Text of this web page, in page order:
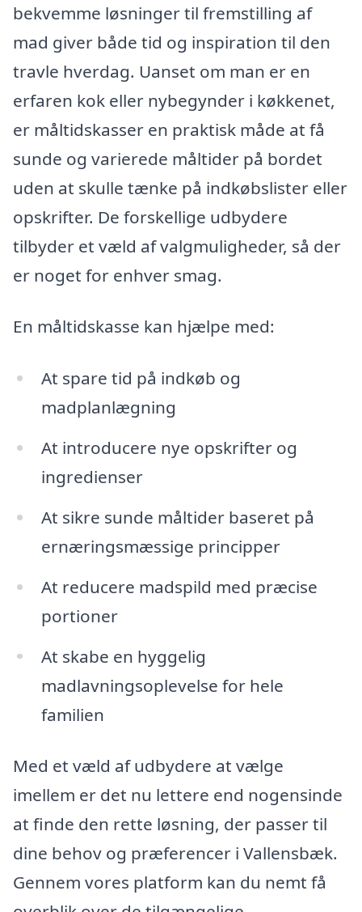
bekvemme løsninger til fremstilling af
mad giver både tid og inspiration til den
travle hverdag. Uanset om man er en
erfaren kok eller nybegynder i køkkenet,
er måltidskasser en praktisk måde at få
sunde og varierede måltider på bordet
uden at skulle tænke på indkøbslister eller
opskrifter. De forskellige udbydere
tilbyder et væld af valgmuligheder, så der
er noget for enhver smag.
En måltidskasse kan hjælpe med:
At spare tid på indkøb og
madplanlægning
At introducere nye opskrifter og
ingredienser
At sikre sunde måltider baseret på
ernæringsmæssige principper
At reducere madspild med præcise
portioner
At skabe en hyggelig
madlavningsoplevelse for hele
familien
Med et væld af udbydere at vælge
imellem er det nu lettere end nogensinde
at finde den rette løsning, der passer til
dine behov og præferencer i Vallensbæk.
Gennem vores platform kan du nemt få